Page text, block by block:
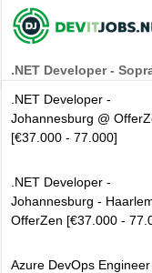
.NET Developer -
.NET Developer -
Johannesburg @
[€37.000 - 77.000]
.NET Developer -
Johannesburg -
OfferZen [€37.000 -
Azure DevOps Engineer